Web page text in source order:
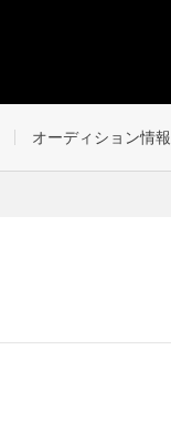
オーディション情報